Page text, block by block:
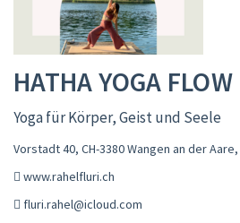
HATHA YOGA FLOW
Yoga für Körper, Geist und Seele
Vorstadt 40, CH-3380 Wangen an der Aare,
www.rahelfluri.ch
fluri.rahel@icloud.com